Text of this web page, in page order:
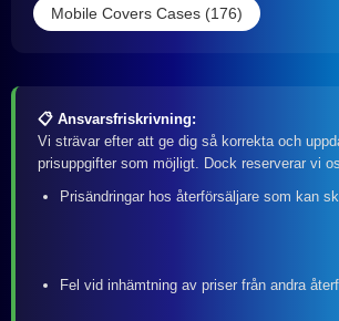
Mobile Covers Cases (176)
📋 Ansvarsfriskrivning:
Vi strävar efter att ge dig så korrekta och
prisuppgifter som möjligt. Dock reserverar vi
Prisändringar hos återförsäljare som kan
Fel vid inhämtning av priser från andra